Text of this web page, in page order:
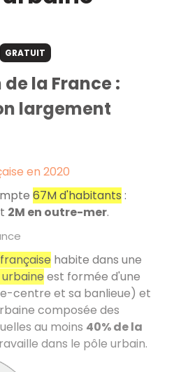
GRATUIT
la France :
largement
en 2020
67M d'habitants :
2M en outre-mer.
habite dans une
est formée d'une
centre et sa banlieue) et
composée des
au moins 40% de la
dans le pôle urbain.